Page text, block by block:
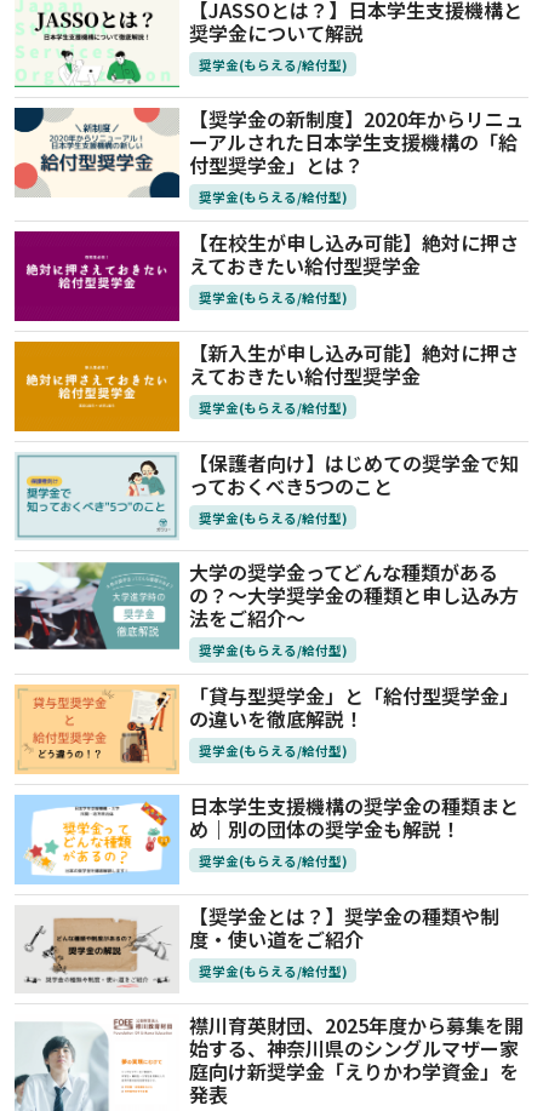
【JASSOとは？】日本学生支援機構と
奨学金について解説
奨学金(もらえる/給付型)
【奨学金の新制度】2020年からリニュ
ーアルされた日本学生支援機構の「給
付型奨学金」とは？
奨学金(もらえる/給付型)
【在校生が申し込み可能】絶対に押さ
えておきたい給付型奨学金
奨学金(もらえる/給付型)
【新入生が申し込み可能】絶対に押さ
えておきたい給付型奨学金
奨学金(もらえる/給付型)
【保護者向け】はじめての奨学金で知
っておくべき5つのこと
奨学金(もらえる/給付型)
大学の奨学金ってどんな種類がある
の？～大学奨学金の種類と申し込み方
法をご紹介～
奨学金(もらえる/給付型)
「貸与型奨学金」と「給付型奨学金」
の違いを徹底解説！
奨学金(もらえる/給付型)
日本学生支援機構の奨学金の種類まと
め｜別の団体の奨学金も解説！
奨学金(もらえる/給付型)
【奨学金とは？】奨学金の種類や制
度・使い道をご紹介
奨学金(もらえる/給付型)
襟川育英財団、2025年度から募集を開
始する、神奈川県のシングルマザー家
庭向け新奨学金「えりかわ学資金」を
発表